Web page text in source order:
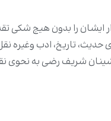
ایشان را بدون هیچ شکی
تاریخ، ادب وغیره
شریف رضی به نحوی